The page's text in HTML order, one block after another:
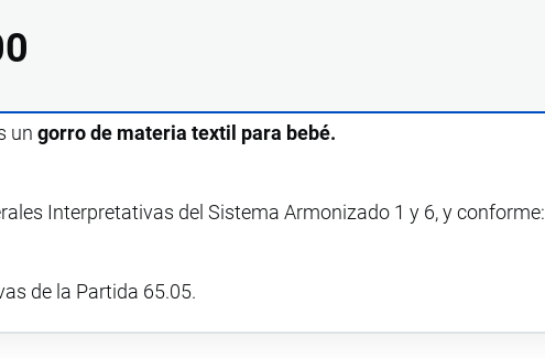
ungorro de materia textil para bebé.
Interpretativas del Sistema Armonizado 1 y 6, y conforme:
de la Partida 65.05.